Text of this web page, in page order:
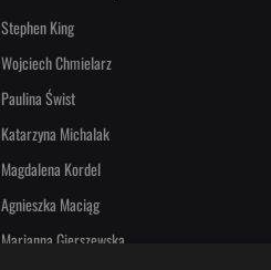
Stephen King
Wojciech Chmielarz
Paulina Świst
Katarzyna Michalak
Magdalena Kordel
Agnieszka Maciąg
Marianna Gierszewska